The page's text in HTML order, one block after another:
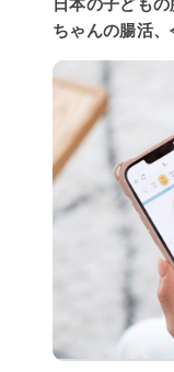
日本の子ども
ちゃんの腸活、